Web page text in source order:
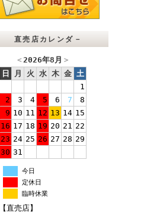
直売店カレンダ－
＜ 2026年8月 ＞
日
月 火 水 木 金 土
1
2
3 4 5 6 7
8
9 10 11 12 13 14 15
16 17 18 19 20 21 22
23 24 25 26 27 28 29
30 31
今日
定休日
臨時休業
【直売店】